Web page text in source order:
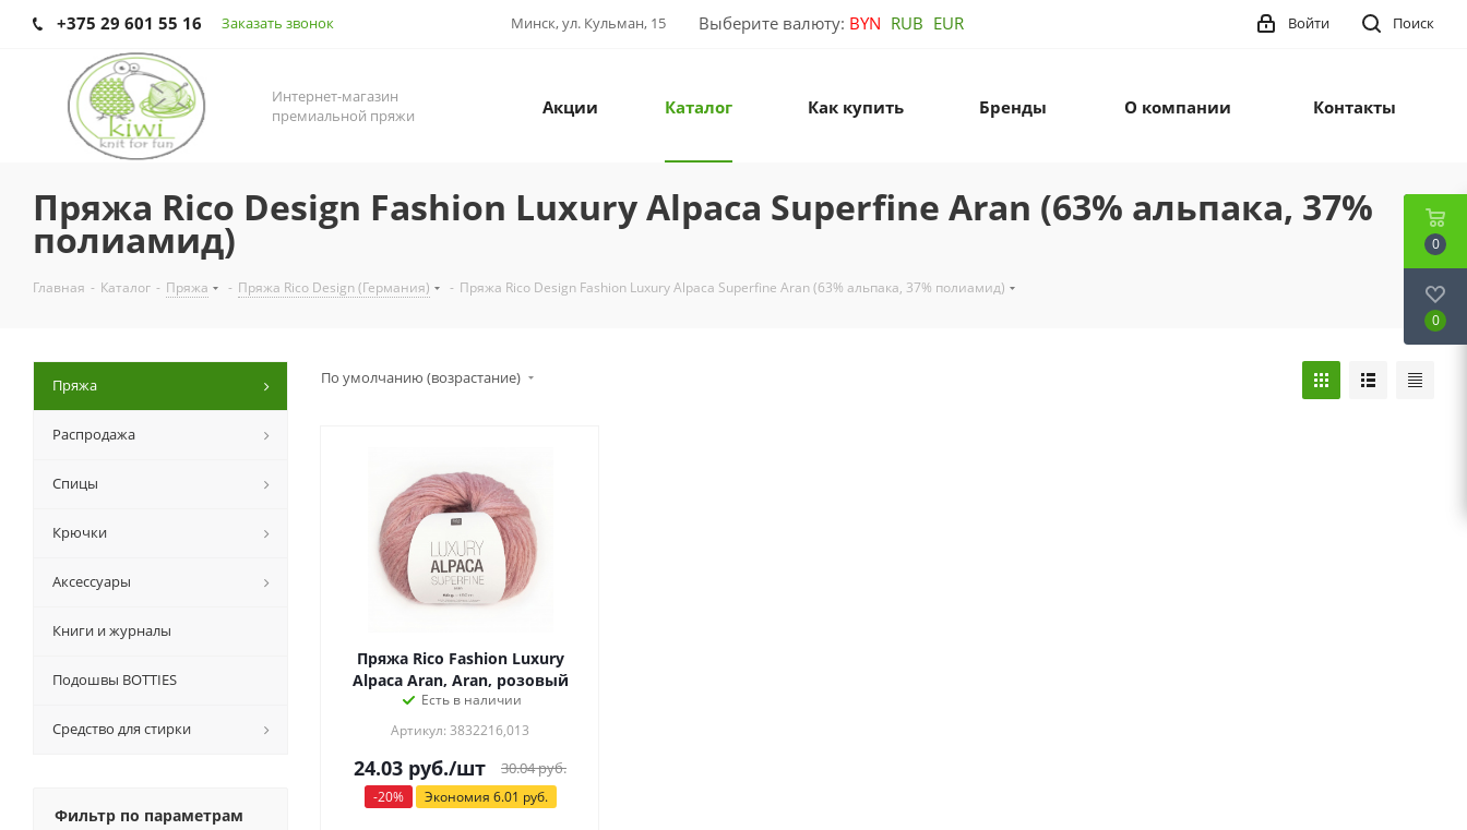
+375 29 601 55 16 Заказать звонок Минск, ул. Кульман, 15 Выберите валюту: BYN RUB EUR Поиск
Войти
Интернет-магазин
премиальной пряжи
Акции Каталог Как купить Бренды О компании Контакты
Пряжа Rico Design Fashion Luxury Alpaca Superfine Aran (63% альпака, 37%
полиамид)
Главная - Каталог - Пряжа - Пряжа Rico Design (Германия) - Пряжа Rico Design Fashion Luxury Alpaca Superfine Aran (63% альпака, 37% полиамид)
По умолчанию (возрастание)
Пряжа Rico Fashion Luxury
Alpaca Aran, Aran, розовый
Есть в наличии
Артикул: 3832216,013
24.03 руб./шт 30.04руб.
-20% Экономия 6.01 руб.
Пряжа
Распродажа
Спицы
Крючки
Аксесcуары
Книги и журналы
Подошвы BOTTIES
Средство для стирки
Фильтр по параметрам
0
0